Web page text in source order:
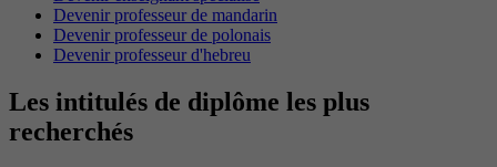
Devenir professeur de mandarin
Devenir professeur de polonais
Devenir professeur d'hebreu
Les intitulés de diplôme les plus
recherchés